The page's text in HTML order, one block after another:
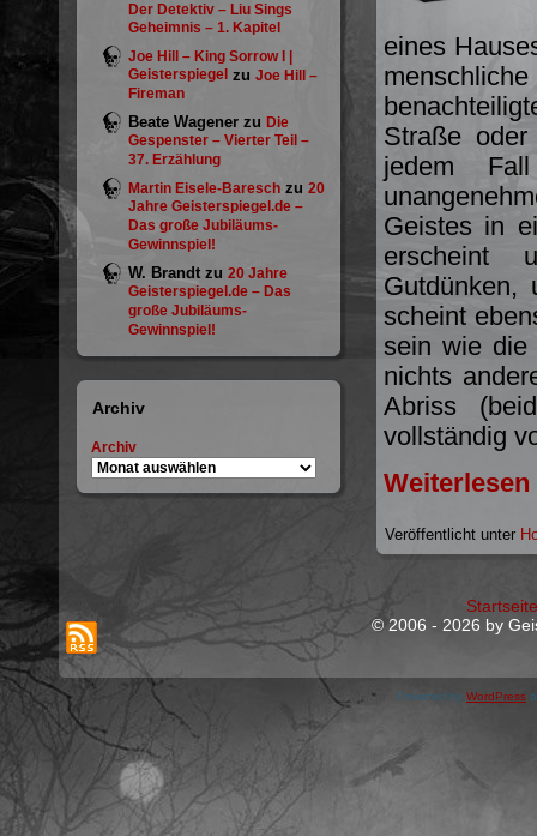
Der Detektiv – Liu Sings
Geheimnis – 1. Kapitel
Joe Hill – King Sorrow I |
Geisterspiegel zu Joe Hill –
Fireman
Beate Wagener zu Die
Gespenster – Vierter Teil –
37. Erzählung
Martin Eisele-Baresch zu 20
Jahre Geisterspiegel.de –
Das große Jubiläums-
Gewinnspiel!
W. Brandt zu 20 Jahre
Geisterspiegel.de – Das
große Jubiläums-
Gewinnspiel!
Archiv
Archiv
eines
Straße
jedem
Geistes in
erscheint
Gutdünken,
scheint
sein wie die
nichts
Abriss
vollständig
Weiterlesen
Veröffentlicht unter
Startseite
© 2006 - 2026 by
Powered by WordPress